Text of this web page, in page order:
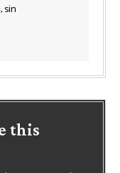
sin
this